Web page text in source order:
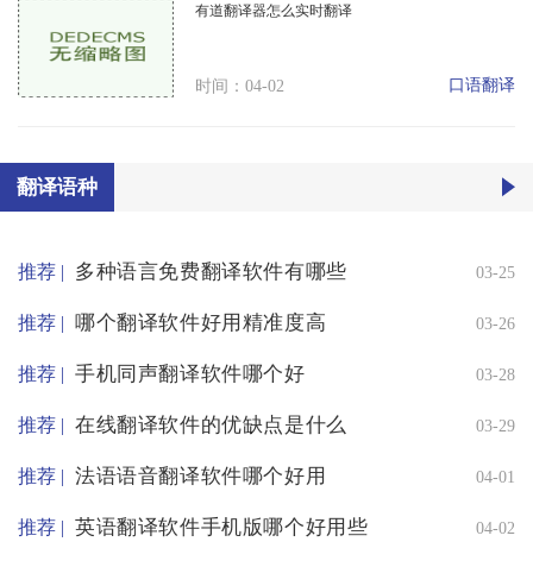
有道翻译器怎么实时翻译
时间：04-02 口语翻译
翻译语种
推荐 | 多种语言免费翻译软件有哪些 03-25
推荐 | 哪个翻译软件好用精准度高 03-26
推荐 | 手机同声翻译软件哪个好 03-28
推荐 | 在线翻译软件的优缺点是什么 03-29
推荐 | 法语语音翻译软件哪个好用 04-01
推荐 | 英语翻译软件手机版哪个好用些 04-02